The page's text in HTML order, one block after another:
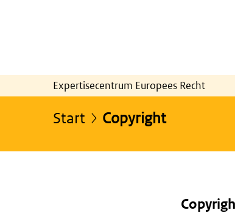
Expertisecentrum Europees Recht
Start Copyright